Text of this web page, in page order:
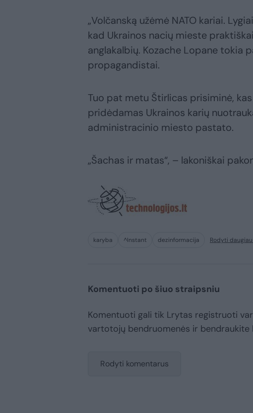
„Volčanską užėmė NATO kariai.
kad Ukrainos nacių mieste
anglakalbių. Kozache Lopane tokia
propagandistai.
Tuo pat metu Štirlicas prisiminė,
pridėdamas Ukrainos karių
administracinio miesto pastato.
„Šachas ir matas“, – lakoniškai
karyba ^Instant dezinformacija Rodyti
Komentuoti po šiuo straipsniu
Komentuoti gali tik Lrytas registruoti
vartotojų bendruomenės ir bendraukite
Rodyti komentarus